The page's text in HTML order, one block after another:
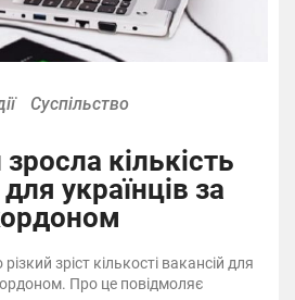
Суспільство
кількість
українців за
зріст кількості вакансій для
Про це повідмоляє